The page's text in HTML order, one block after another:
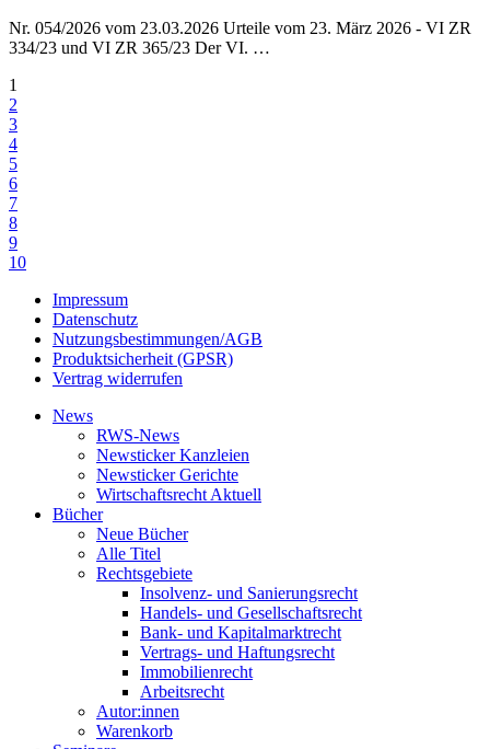
Nr. 054/2026 vom 23.03.2026 Urteile vom 23. März 2026 - VI ZR
334/23 und VI ZR 365/23 Der VI. …
1
2
3
4
5
6
7
8
9
10
Impressum
Datenschutz
Nutzungsbestimmungen/AGB
Produktsicherheit (GPSR)
Vertrag widerrufen
News
RWS-News
Newsticker Kanzleien
Newsticker Gerichte
Wirtschaftsrecht Aktuell
Bücher
Neue Bücher
Alle Titel
Rechtsgebiete
Insolvenz- und Sanierungsrecht
Handels- und Gesellschaftsrecht
Bank- und Kapitalmarktrecht
Vertrags- und Haftungsrecht
Immobilienrecht
Arbeitsrecht
Autor:innen
Warenkorb